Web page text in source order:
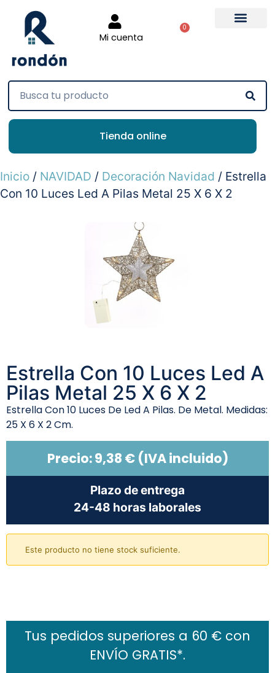
Mi cuenta
0
Tienda online
Inicio / NAVIDAD / Decoración Navidad / Estrella
Con 10 Luces Led A Pilas Metal 25 X 6 X 2
Estrella Con 10 Luces Led A
Pilas Metal 25 X 6 X 2
Estrella Con 10 Luces De Led A Pilas. De Metal. Medidas:
25 X 6 X 2 Cm.
Precio:9,38 €(IVA incluido)
Plazo de entrega
24-48 horas laborales
Este producto no tiene stock suficiente.
Tus pedidos superiores a 60 € con
ENVÍO GRATIS*.